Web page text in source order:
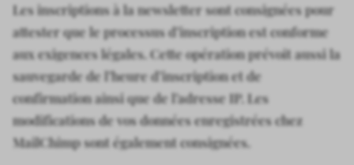
Les inscriptions à la newsletter sont consignées pour
attester que le processus d’inscription est conforme
aux exigences légales. Cette opération prévoit aussi la
sauvegarde de l’heure d’inscription et de
confirmation ainsi que de l’adresse IP. Les
modifications de vos données enregistrées chez
MailChimp sont également consignées.